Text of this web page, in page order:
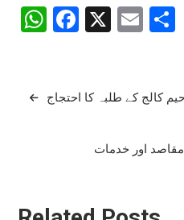
WhatsApp
Facebook
X
Postکالج کے طلبہ کا احتجاج
مقاصد اور خدمات